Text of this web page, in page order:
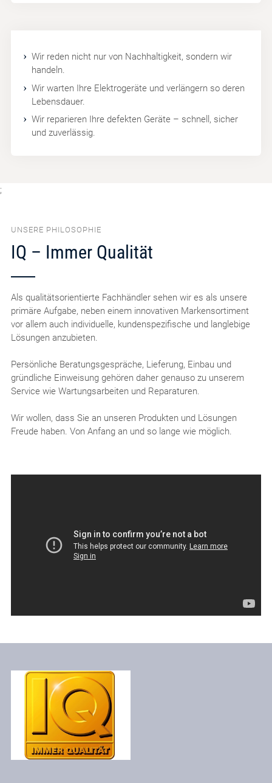
Wir reden nicht nur von Nachhaltigkeit, sondern wir
handeln.
Wir warten Ihre Elektrogeräte und verlängern so deren
Lebensdauer.
Wir reparieren Ihre defekten Geräte – schnell, sicher
und zuverlässig.
;
UNSERE PHILOSOPHIE
IQ – Immer Qualität
Als qualitätsorientierte Fachhändler sehen wir es als unsere
primäre Aufgabe, neben einem innovativen Markensortiment
vor allem auch individuelle, kundenspezifische und langlebige
Lösungen anzubieten.
Persönliche Beratungsgespräche, Lieferung, Einbau und
gründliche Einweisung gehören daher genauso zu unserem
Service wie Wartungsarbeiten und Reparaturen.
Wir wollen, dass Sie an unseren Produkten und Lösungen
Freude haben. Von Anfang an und so lange wie möglich.